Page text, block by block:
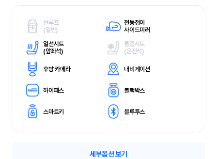
썬루프
(일반)
전동접이
사이드미러
열선시트
(앞좌석)
통풍시트
(운전석)
후방 카메라 내비게이션
하이패스 블랙박스
스마트키 블루투스
세부옵션 보기